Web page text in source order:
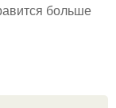
больше